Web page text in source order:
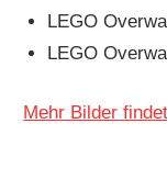
LEGO
LEGO
Mehr Bilder